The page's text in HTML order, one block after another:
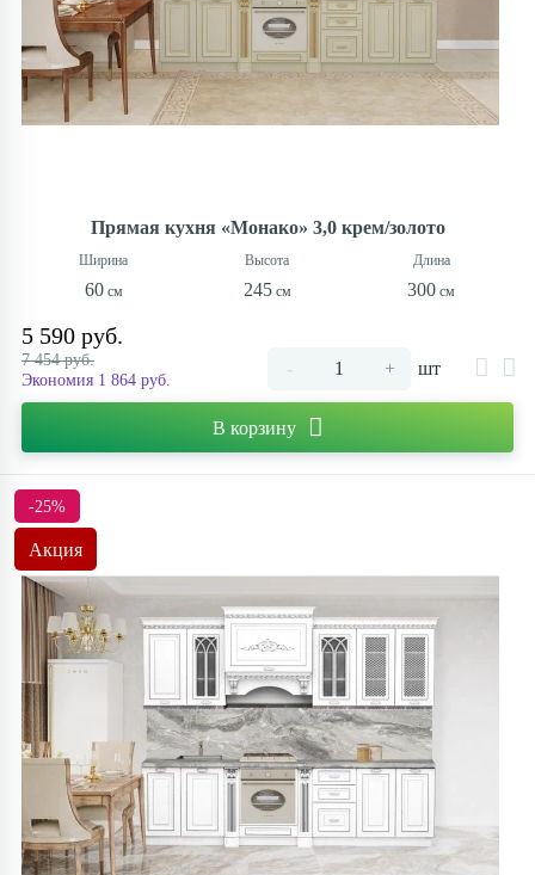
Прямая кухня «Монако» 3,0 крем/золото
60 245 300
5 590 руб.
7 454 руб.
Экономия 1 864 руб.
- + шт
В корзину
-25%
Акция